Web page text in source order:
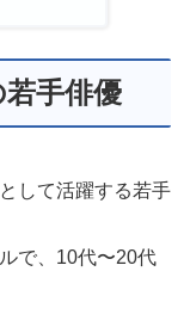
手俳優
して活躍する若手
で、10代〜20代